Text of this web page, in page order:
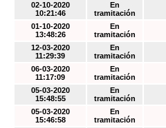
02-10-2020
10:21:46
En
tramitación
01-10-2020
13:48:26
En
tramitación
12-03-2020
11:29:39
En
tramitación
06-03-2020
11:17:09
En
tramitación
05-03-2020
15:48:55
En
tramitación
05-03-2020
15:46:58
En
tramitación